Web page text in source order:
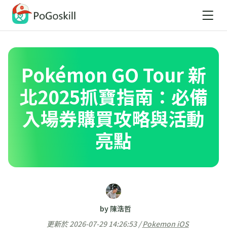
Pokémon GO Tour 新
北2025抓寶指南：必備
入場券購買攻略與活動
亮點
by 陳浩哲
更新於 2026-07-29 14:26:53 /Pokemon iOS